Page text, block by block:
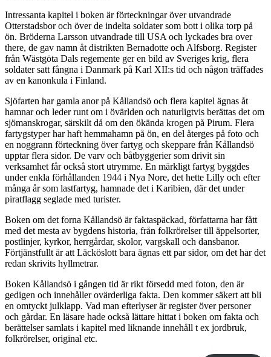
Intressanta kapitel i boken är förteckningar över utvandrade
Otterstadsbor och över de indelta soldater som bott i olika torp på
ön. Bröderna Larsson utvandrade till USA och lyckades bra over
there, de gav namn åt distrikten Bernadotte och Alfsborg. Register
från Wästgöta Dals regemente ger en bild av Sveriges krig, flera
soldater satt fångna i Danmark på Karl XII:s tid och någon träffades
av en kanonkula i Finland.
Sjöfarten har gamla anor på Kållandsö och flera kapitel ägnas åt
hamnar och leder runt om i övärlden och naturligtvis berättas det om
sjömanskrogar, särskilt då om den ökända krogen på Pirum. Flera
fartygstyper har haft hemmahamn på ön, en del återges på foto och
en noggrann förteckning över fartyg och skeppare från Kållandsö
upptar flera sidor. De varv och båtbyggerier som drivit sin
verksamhet får också stort utrymme. En märkligt fartyg byggdes
under enkla förhållanden 1944 i Nya Nore, det hette Lilly och efter
många år som lastfartyg, hamnade det i Karibien, där det under
piratflagg seglade med turister.
Boken om det forna Kållandsö är faktaspäckad, författarna har fått
med det mesta av bygdens historia, från folkrörelser till äppelsorter,
postlinjer, kyrkor, herrgårdar, skolor, vargskall och dansbanor.
Förtjänstfullt är att Läcköslott bara ägnas ett par sidor, om det har det
redan skrivits hyllmetrar.
Boken Kållandsö i gången tid är rikt försedd med foton, den är
gedigen och innehåller ovärderliga fakta. Den kommer säkert att bli
en omtyckt julklapp. Vad man efterlyser är register över personer
och gårdar. En läsare hade också lättare hittat i boken om fakta och
berättelser samlats i kapitel med liknande innehåll t ex jordbruk,
folkrörelser, original etc.